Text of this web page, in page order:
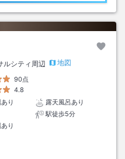
ルシティ周辺
地図
90点
4.8
り
露天風呂あり
駅徒歩5分
り